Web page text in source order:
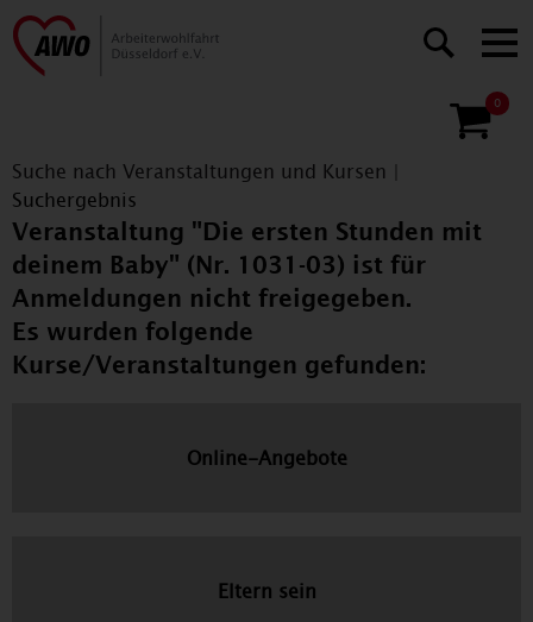
0
Suche nach Veranstaltungen und Kursen
Suchergebnis
Veranstaltung "Die ersten Stunden mit
deinem Baby" (Nr. 1031-03) ist für
Anmeldungen nicht freigegeben.
Es wurden folgende
Kurse/Veranstaltungen gefunden:
Online-Angebote
Eltern sein